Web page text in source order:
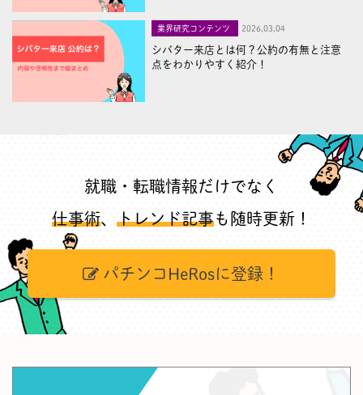
業界研究コンテンツ 2026,03,04
シバター来店とは何？公約の有無と注意
点をわかりやすく紹介！
就職・転職情報だけでなく
仕事術、 トレンド記事も随時更新！
パチンコHeRosに登録！